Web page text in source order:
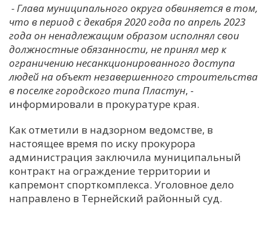
- Глава муниципального округа обвиняется в том,
что в период с декабря 2020 года по апрель 2023
года он ненадлежащим образом исполнял свои
должностные обязанности, не принял мер к
ограничению несанкционированного доступа
людей на объект незавершенного строительства
в поселке городского типа Пластун, -
информировали в прокуратуре края.
Как отметили в надзорном ведомстве, в
настоящее время по иску прокурора
администрация заключила муниципальный
контракт на ограждение территории и
капремонт спорткомплекса. Уголовное дело
направлено в Тернейский районный суд.